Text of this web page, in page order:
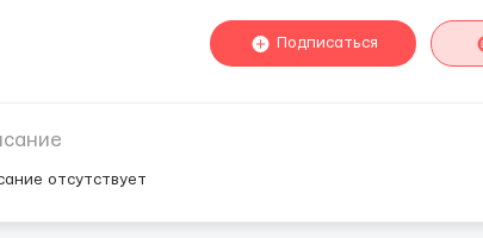
Подписаться
отсутствует